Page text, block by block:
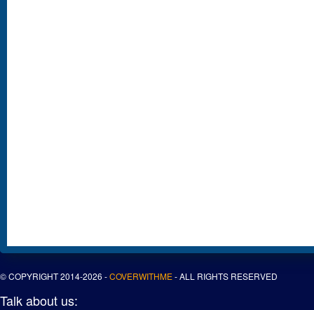
© COPYRIGHT 2014-2026 -COVERWITHME- ALL RIGHTS RESERVED
Talk about us: